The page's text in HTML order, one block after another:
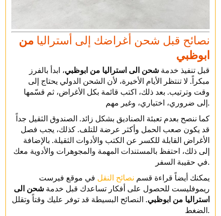
نصائح قبل شحن أغراضك إلى أستراليا من
ابوظبي
قبل تنفيذ خدمة شحن الى استراليا من ابوظبي، ابدأ بالفرز
مبكراً. لا تنتظر الأيام الأخيرة، لأن الشحن الدولي يحتاج إلى
وقت وترتيب. بعد ذلك، اكتب قائمة بكل الأغراض، ثم قسّمها
إلى ضروري، اختياري، وغير مهم.
كما ننصح بعدم تعبئة الصناديق بشكل زائد. الصندوق الثقيل جداً
قد يكون صعب الحمل وأكثر عرضة للتلف. كذلك، يجب فصل
الأغراض القابلة للكسر عن الكتب والأدوات الثقيلة. بالإضافة
إلى ذلك، احتفظ بالمستندات المهمة والمجوهرات والأدوية معك
في حقيبة السفر.
يمكنك أيضاً قراءة قسم نصائح النقل في موقع فيرست
ريموفليست للحصول على أفكار تساعدك قبل خدمة شحن الى
استراليا من ابوظبي. النصائح البسيطة قد توفر عليك وقتاً وتقلل
الضغط.